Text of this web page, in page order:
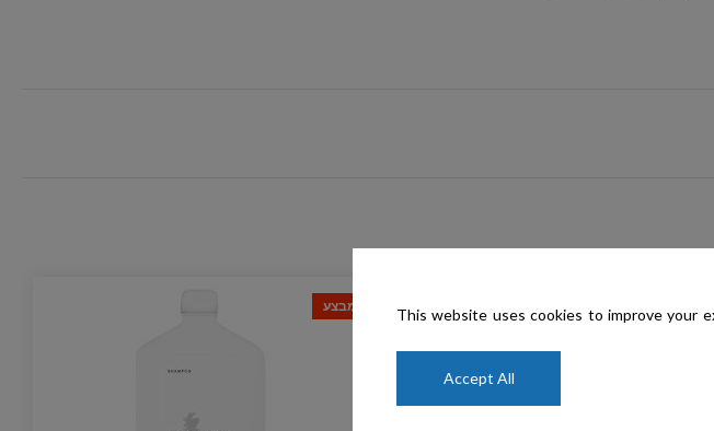
מבצע
This website uses cookies to improve your
Accept All